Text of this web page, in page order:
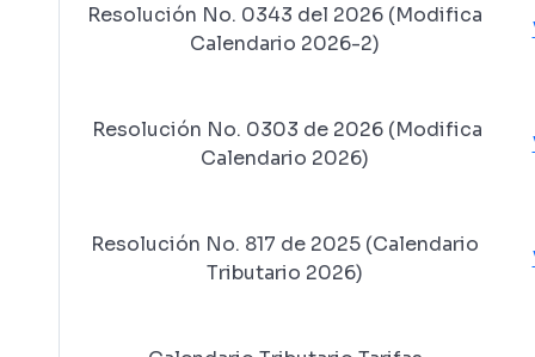
Resolución No. 0343 del 2026 (Modifica
Calendario 2026-2)
Resolución No. 0303 de 2026 (Modifica
Calendario 2026)
Resolución No. 817 de 2025 (Calendario
Tributario 2026)